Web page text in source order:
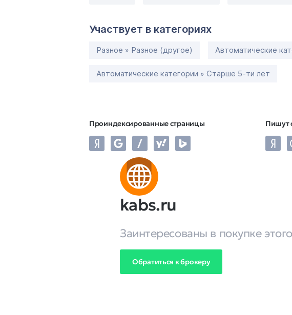
Участвует в категориях
Разное » Разное (другое) Автоматические
Автоматические категории » Старше 5-ти лет
Проиндексированные страницы Пишут
kabs.ru
Заинтересованы в покупке
Обратиться к брокеру